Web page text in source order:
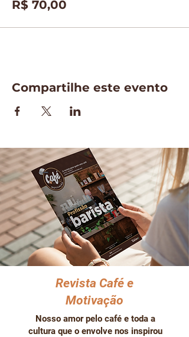
R$ 70,00
Compartilhe este evento
Revista Café e
Motivação
Nosso amor pelo café e toda a
cultura que o envolve nos inspirou